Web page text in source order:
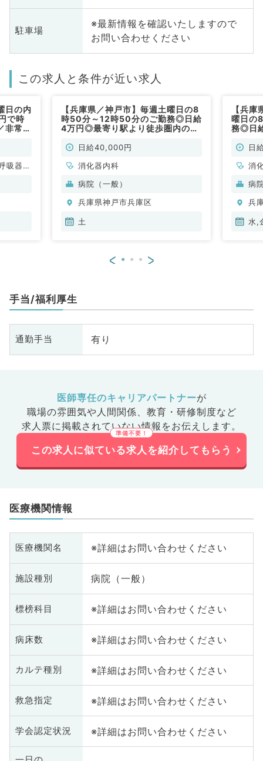
駐車場
※最新情報を確認いたしますので
お問い合わせください
この求人と条件が近い求人
日の内
で時
非常
吸器内
【兵庫県／神戸市】毎週土曜日の8
時50分～12時50分のご勤務◎日給
4万円◎最寄り駅より徒歩圏内の病
化器内科／非常勤）
日給40,000円
消化器内科
病院（一般）
兵庫県神戸市兵庫区
土
【兵
曜日の
務◎日
です日
消
病
兵
水,
< >
手当/福利厚生
通勤手当 有り
医師専任のキャリアパートナーが
職場の雰囲気や人間関係、 教育・研修制度など
求人票に掲載されていない情報をお伝えします。
この求人に似ている求人を紹介してもらう
医療機関情報
医療機関名 ※詳細はお問い合わせください
施設種別 病院（一般）
標榜科目 ※詳細はお問い合わせください
病床数 ※詳細はお問い合わせください
カルテ種別 ※詳細はお問い合わせください
救急指定 ※詳細はお問い合わせください
学会認定状況 ※詳細はお問い合わせください